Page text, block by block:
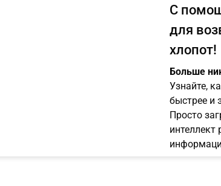
С
для
хлопот!
Больше
Узнайте,
быстрее и
Просто